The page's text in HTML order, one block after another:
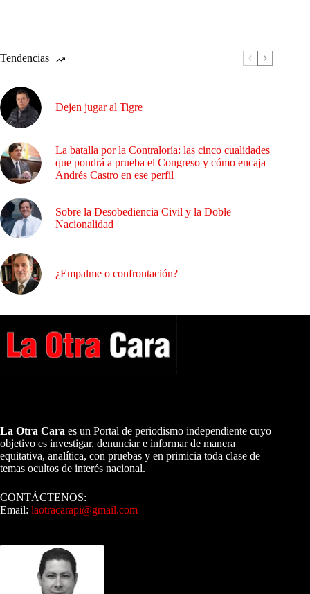
Tendencias
Dejen jugar al Tigre
La batalla por la Contraloría: las cinco cualidades
que pondrá a prueba el Congreso y cómo encaja
Andrés Castro en ese perfil
Sobre la Desobediencia Civil y la Doble
Nacionalidad
¿Empalme o confrontación?
La Otra Cara es un Portal de periodismo independiente cuyo
objetivo es investigar, denunciar e informar de manera
equitativa, analítica, con pruebas y en primicia toda clase de
temas ocultos de interés nacional.
CONTÁCTENOS:
Email: laotracarapi@gmail.com